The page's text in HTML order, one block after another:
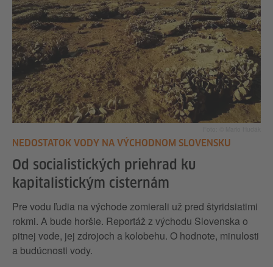
NEDOSTATOK VODY NA VÝCHODNOM SLOVENSKU
Od socialistických priehrad ku
kapitalistickým cisternám
Pre vodu ľudia na východe zomierali už pred štyridsiatimi
rokmi. A bude horšie. Reportáž z východu Slovenska o
pitnej vode, jej zdrojoch a kolobehu. O hodnote, minulosti
a budúcnosti vody.